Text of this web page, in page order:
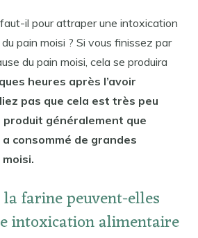
il pour attraper une intoxication
pain moisi ? Si vous finissez par
du pain moisi, cela se produira
heures après l’avoir
pas que cela est très peu
généralement que
a consommé de grandes
farine peuvent-elles
intoxication alimentaire